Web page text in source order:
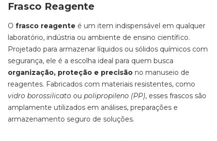
Frasco Reagente
O frasco reagente é um item indispensável em qualquer
laboratório, indústria ou ambiente de ensino científico.
Projetado para armazenar líquidos ou sólidos químicos com
segurança, ele é a escolha ideal para quem busca
organização, proteção e precisão no manuseio de
reagentes. Fabricados com materiais resistentes, como
vidro borossilicato ou polipropileno (PP), esses frascos são
amplamente utilizados em análises, preparações e
armazenamento seguro de soluções.